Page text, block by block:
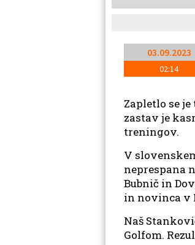
03.09.2023
02:14
Zapletlo se
zastav je
treningov.
V
neprespana
Bubnič in
in novinca v
Naš
Golfom.